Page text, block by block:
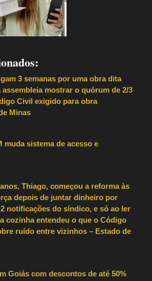
3 semanas por uma obra dita
assembleia mostrar o quórum de 2/3
Civil exigido para obra
Minas
muda sistema de acesso e
Thiago, começou a reforma às
depois de juntar dinheiro por
notificações do síndico, e só ao ler
cozinha entendeu o que o Código
ruído entre vizinhos – Estado de
Goiás com descontos de até 50%